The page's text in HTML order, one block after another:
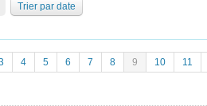
Trier par date
4 5 6 7 8 9 10
11